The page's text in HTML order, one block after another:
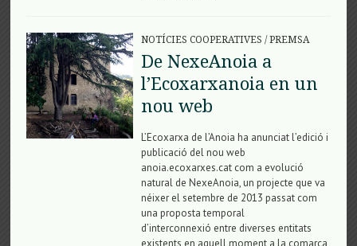
NOTÍCIES COOPERATIVES /PREMSA
De NexeAnoia a
l’Ecoxarxanoia en un
nou web
L’Ecoxarxa de l’Anoia ha anunciat l’edició i
publicació del nou web
anoia.ecoxarxes.cat com a evolució
natural de NexeAnoia, un projecte que va
néixer el setembre de 2013 passat com
una proposta temporal
d’interconnexió entre diverses entitats
existents en aquell moment a la comarca